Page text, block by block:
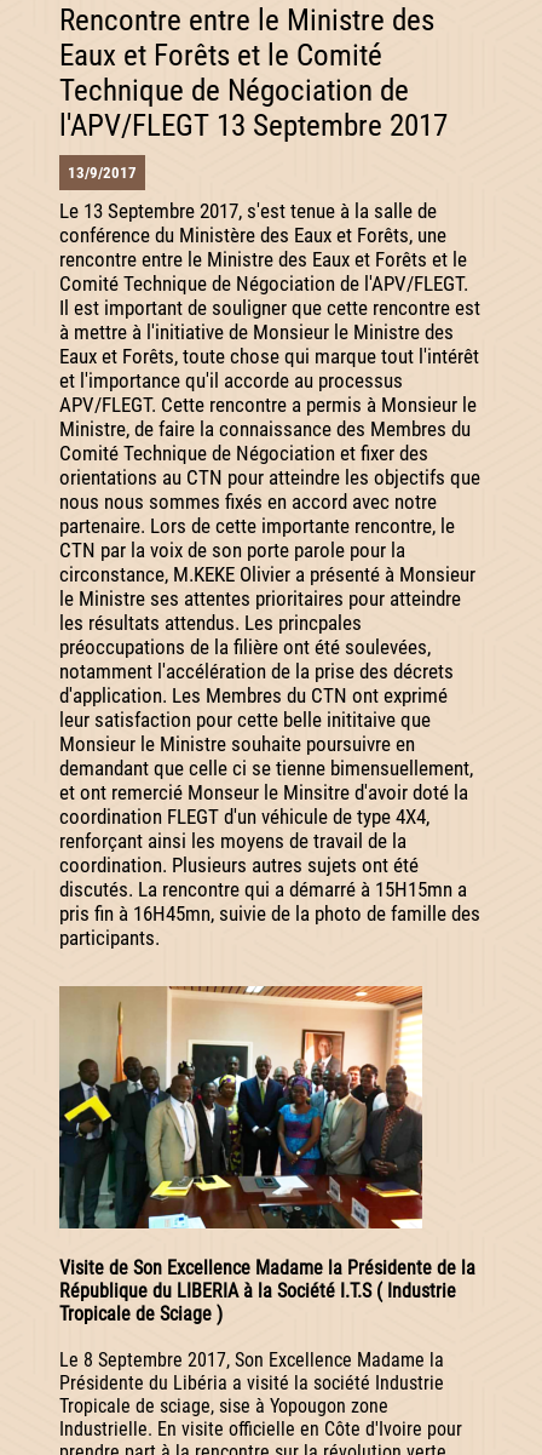
Rencontre entre le Ministre des
Eaux et Forêts et le Comité
Technique de Négociation de
l'APV/FLEGT 13 Septembre 2017
13/9/2017
Le 13 Septembre 2017, s'est tenue à la salle de
conférence du Ministère des Eaux et Forêts, une
rencontre entre le Ministre des Eaux et Forêts et le
Comité Technique de Négociation de l'APV/FLEGT.
Il est important de souligner que cette rencontre est
à mettre à l'initiative de Monsieur le Ministre des
Eaux et Forêts, toute chose qui marque tout l'intérêt
et l'importance qu'il accorde au processus
APV/FLEGT. Cette rencontre a permis à Monsieur le
Ministre, de faire la connaissance des Membres du
Comité Technique de Négociation et fixer des
orientations au CTN pour atteindre les objectifs que
nous nous sommes fixés en accord avec notre
partenaire. Lors de cette importante rencontre, le
CTN par la voix de son porte parole pour la
circonstance, M.KEKE Olivier a présenté à Monsieur
le Ministre ses attentes prioritaires pour atteindre
les résultats attendus. Les princpales
préoccupations de la filière ont été soulevées,
notamment l'accélération de la prise des décrets
d'application. Les Membres du CTN ont exprimé
leur satisfaction pour cette belle inititaive que
Monsieur le Ministre souhaite poursuivre en
demandant que celle ci se tienne bimensuellement,
et ont remercié Monseur le Minsitre d'avoir doté la
coordination FLEGT d'un véhicule de type 4X4,
renforçant ainsi les moyens de travail de la
coordination. Plusieurs autres sujets ont été
discutés. La rencontre qui a démarré à 15H15mn a
pris fin à 16H45mn, suivie de la photo de famille des
participants.
Visite de Son Excellence Madame la Présidente de la
République du LIBERIA à la Société I.T.S ( Industrie
Tropicale de Sciage )
Le 8 Septembre 2017, Son Excellence Madame la
Présidente du Libéria a visité la société Industrie
Tropicale de sciage, sise à Yopougon zone
Industrielle. En visite officielle en Côte d'Ivoire pour